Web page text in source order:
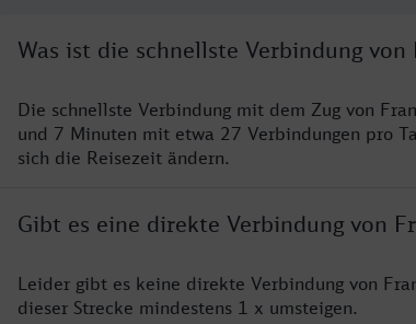
Was ist die schnellste Verbindung von
Die schnellste Verbindung mit dem Zug von
und 7 Minuten mit etwa 27 Verbindungen pro
sich die Reisezeit ändern.
Gibt es eine direkte Verbindung von
Leider gibt es keine direkte Verbindung von
dieser Strecke mindestens 1 x umsteigen.